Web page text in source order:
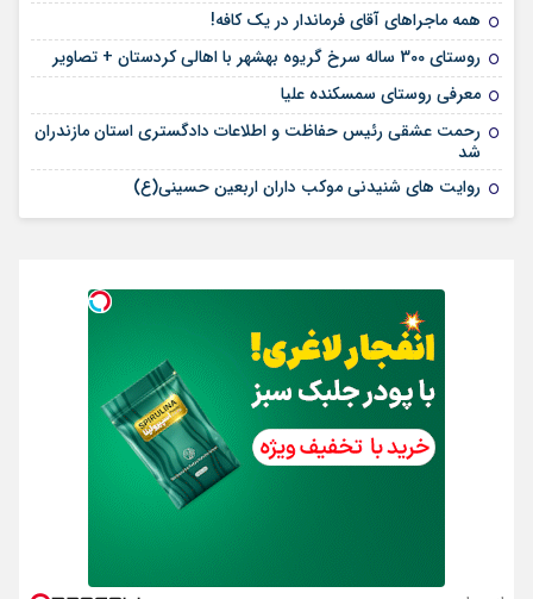
همه ماجراهای آقای فرماندار در یک کافه!
روستای 300 ساله سرخ ‌گریوه بهشهر با اهالی کردستان + تصاویر
معرفی روستای سمسکنده علیا
رحمت عشقی رئیس حفاظت و اطلاعات دادگستری استان مازندران
شد
روایت های شنیدنی موکب داران اربعین حسینی(ع)